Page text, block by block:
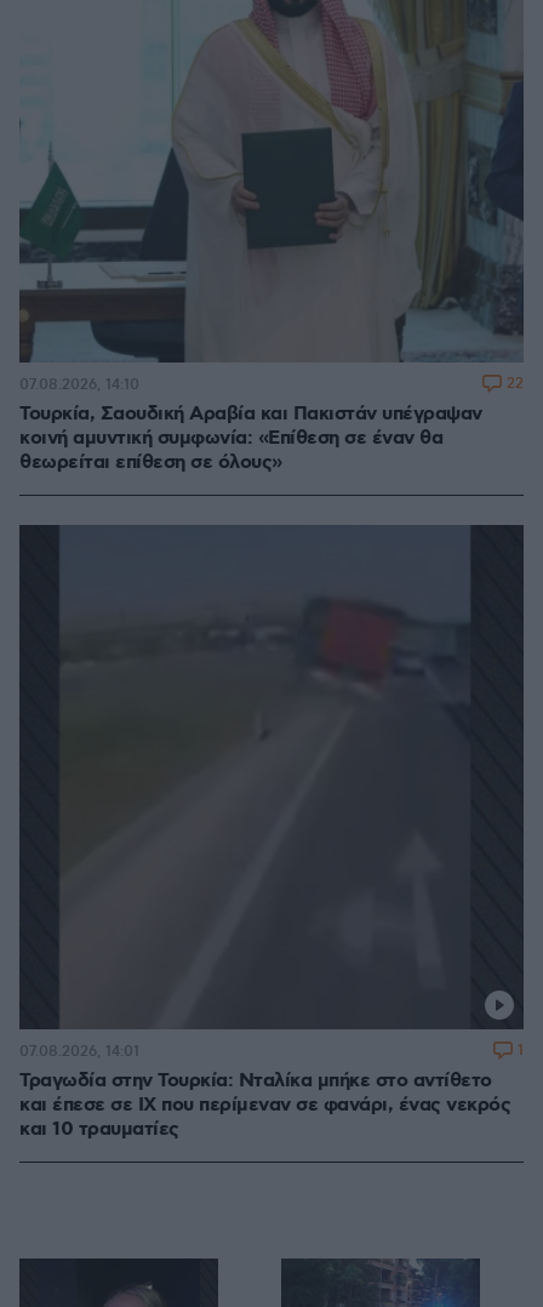
Τουρκία, Σαουδική Αραβία και Πακιστάν υπέγραψαν
κοινή αμυντική συμφωνία: «Επίθεση σε έναν θα
θεωρείται επίθεση σε όλους»
07.08.2026, 14:10 22
Τραγωδία στην Τουρκία: Νταλίκα μπήκε στο αντίθετο
και έπεσε σε ΙΧ που περίμεναν σε φανάρι, ένας νεκρός
και 10 τραυματίες
07.08.2026, 14:01 1